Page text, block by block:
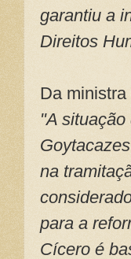
garantiu a
Direitos
Da
"A
na
para a
Cícero é